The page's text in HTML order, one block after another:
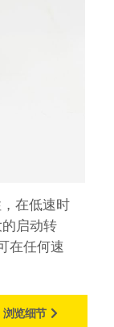
在低速时
启动转
在任何速
浏览细节